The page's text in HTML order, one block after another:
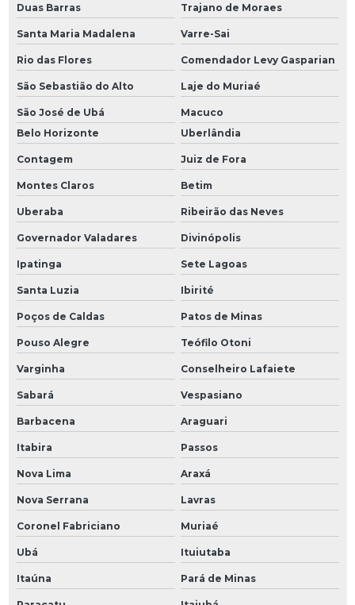
Duas Barras Trajano de Moraes
Santa Maria Madalena Varre-Sai
Rio das Flores Comendador Levy Gasparian
São Sebastião do Alto Laje do Muriaé
São José de Ubá
Macuco
Belo Horizonte
Uberlândia
Contagem Juiz de Fora
Montes Claros Betim
Uberaba Ribeirão das Neves
Governador Valadares Divinópolis
Ipatinga Sete Lagoas
Santa Luzia Ibirité
Poços de Caldas Patos de Minas
Pouso Alegre Teófilo Otoni
Varginha Conselheiro Lafaiete
Sabará Vespasiano
Barbacena Araguari
Itabira Passos
Nova Lima Araxá
Nova Serrana Lavras
Coronel Fabriciano Muriaé
Ubá Ituiutaba
Itaúna Pará de Minas